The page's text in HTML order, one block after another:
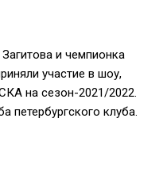
и чемпионка
участие в шоу,
на сезон-2021/2022.
петербургского клуба.